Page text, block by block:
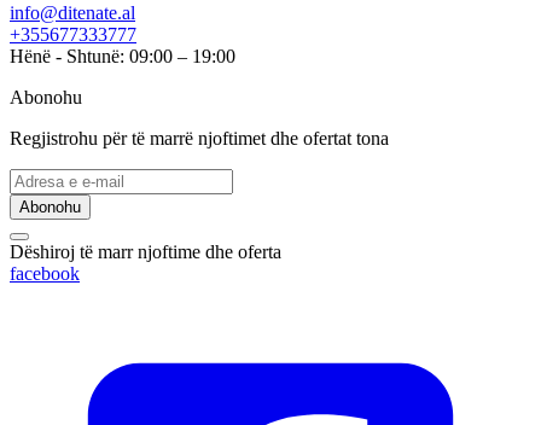
info@ditenate.al
+355677333777
Hënë - Shtunë: 09:00 – 19:00
Abonohu
Regjistrohu për të marrë njoftimet dhe ofertat tona
Abonohu
Dëshiroj të marr njoftime dhe oferta
facebook